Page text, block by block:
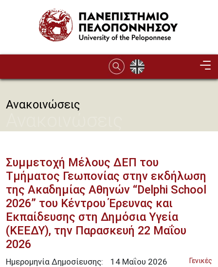
Ανακοινώσεις
Συμμετοχή Μέλους ΔΕΠ του
Τμήματος Γεωπονίας στην εκδήλωση
της Ακαδημίας Αθηνών “Delphi School
2026” του Κέντρου Έρευνας και
Εκπαίδευσης στη Δημόσια Υγεία
(ΚΕΕΔΥ), την Παρασκευή 22 Μαΐου
2026
Γενικές
Ημερομηνία Δημοσίευσης: 14 Μαΐου 2026